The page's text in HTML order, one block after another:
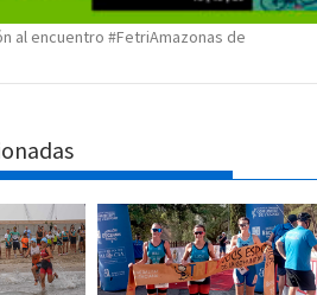
al encuentro #FetriAmazonas de